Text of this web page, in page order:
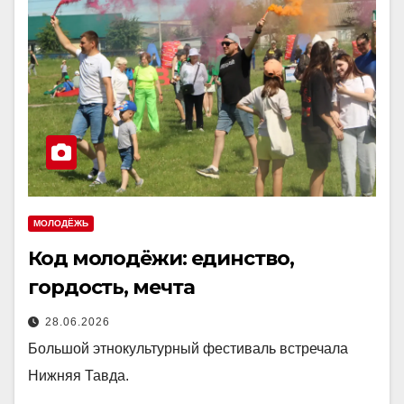
МОЛОДЁЖЬ
Код молодёжи: единство,
гордость, мечта
28.06.2026
Большой этнокультурный фестиваль встречала
Нижняя Тавда.